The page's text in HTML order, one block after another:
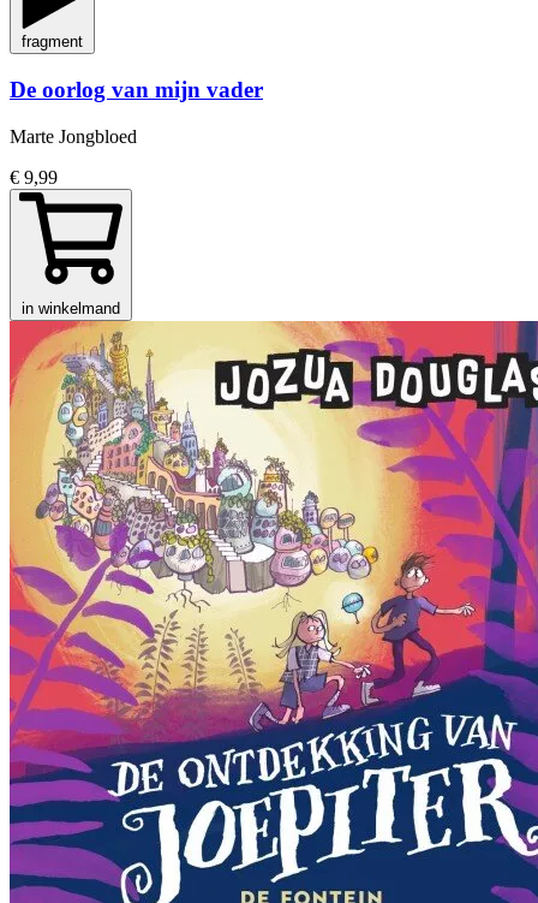
fragment
De oorlog van mijn vader
Marte Jongbloed
€ 9,99
in winkelmand